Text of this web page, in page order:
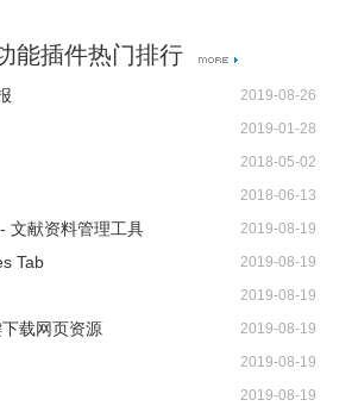
能插件热门排行
2019-08-26
2019-01-28
2018-05-02
2018-06-13
文献资料管理工具 2019-08-19
Tab 2019-08-19
2019-08-19
载网页资源 2019-08-19
2019-08-19
2019-08-19